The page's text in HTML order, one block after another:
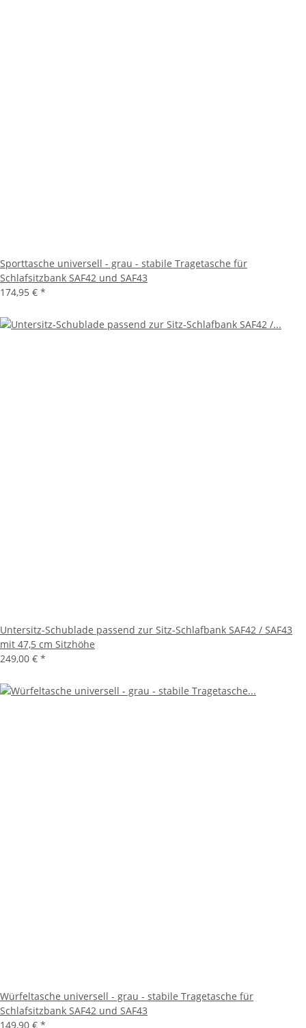
Sporttasche universell - grau - stabile Tragetasche für
Schlafsitzbank SAF42 und SAF43
174,95 € *
Untersitz-Schublade passend zur Sitz-Schlafbank SAF42 / SAF43
mit 47,5 cm Sitzhöhe
249,00 € *
Würfeltasche universell - grau - stabile Tragetasche für
Schlafsitzbank SAF42 und SAF43
149,90 € *